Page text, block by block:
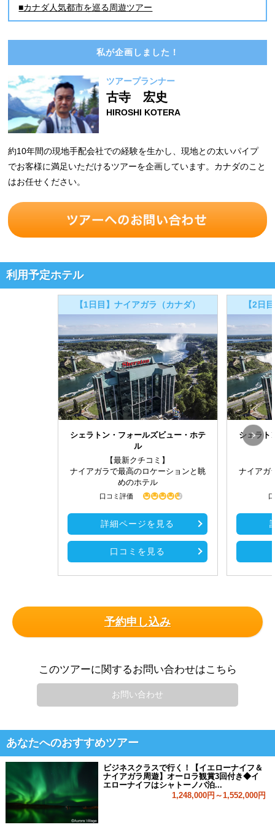
■カナダ人気都市を巡る周遊ツアー
私が企画しました！
ツアープランナー
古寺 宏史
HIROSHI KOTERA
約10年間の現地手配会社での経験を生かし、現地との太いパイプ
でお客様に満足いただけるツアーを企画しています。カナダのこと
はお任せください。
利用予定ホテル
【1日目】ナイアガラ（カナダ）
シェラトン・フォールズビュー・ホテ
ル
【最新クチコミ】
ナイアガラで最高のロケーションと眺
めのホテル
口コミ評価
詳細ページを見る
口コミを見る
【2日
シェラト
ナイアガ
予約申し込み
このツアーに関するお問い合わせはこちら
お問い合わせ
あなたへのおすすめツアー
ビジネスクラスで行く！【イエローナイフ＆
ナイアガラ周遊】オーロラ観賞3回付き◆イ
エローナイフはシャトーノバ泊...
1,248,000円～1,552,000円